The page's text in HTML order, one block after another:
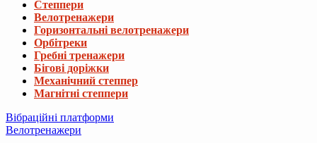
Степпери
Велотренажери
Горизонтальні велотренажери
Орбітреки
Гребні тренажери
Бігові доріжки
Механічний степпер
Магнітні степпери
Вібраційні платформи
Велотренажери